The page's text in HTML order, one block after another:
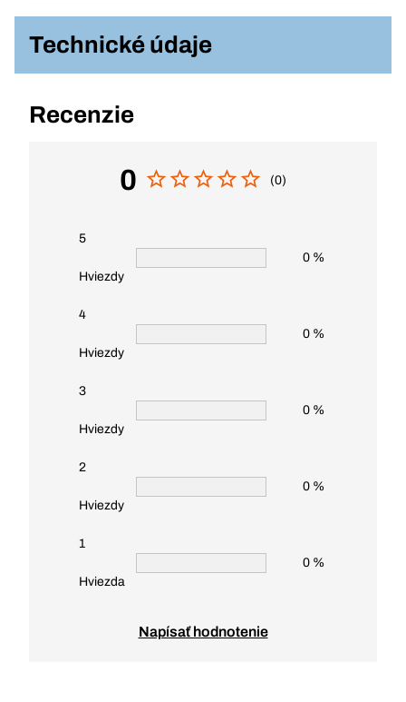
Technické údaje
Recenzie
0 (0)
5
Hviezdy
0 %
4
Hviezdy
0 %
3
Hviezdy
0 %
2
Hviezdy
0 %
1
Hviezda
0 %
Napísať hodnotenie